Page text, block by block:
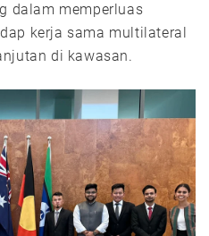
dalam memperluas
kerja sama multilateral
di kawasan.